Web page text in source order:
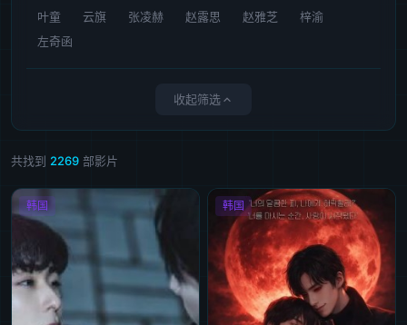
叶童
云旗 张凌赫 赵露思 赵雅芝
梓渝
左奇函
收起筛选
共找到 2269 部影片
韩国 韩国